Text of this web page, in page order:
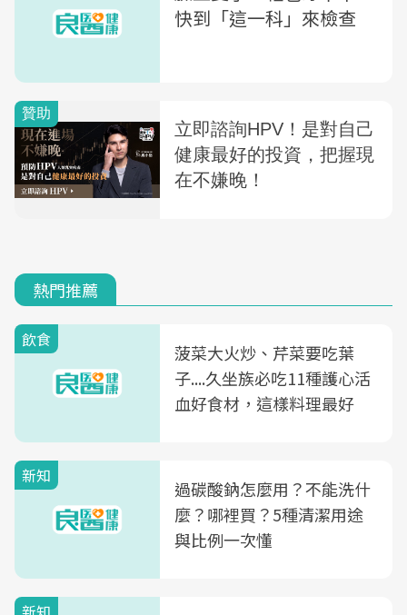
快到「這一科」來檢查
熱門推薦
飲食
菠菜大火炒、芹菜要吃葉
子....久坐族必吃11種護心活
血好食材，這樣料理最好
新知
過碳酸鈉怎麼用？不能洗什
麼？哪裡買？5種清潔用途
與比例一次懂